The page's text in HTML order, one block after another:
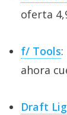
oferta
f/ Tools
ahora
Draft